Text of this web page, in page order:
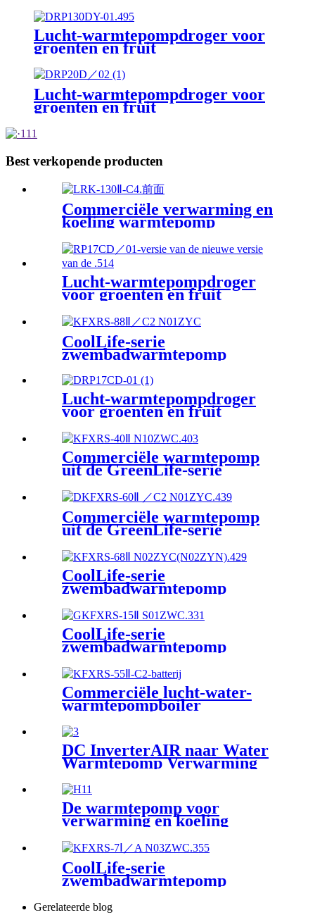
Lucht-warmtepompdroger voor
groenten en fruit
Lucht-warmtepompdroger voor
groenten en fruit
Best verkopende producten
Commerciële verwarming en
koeling warmtepomp
Lucht-warmtepompdroger
voor groenten en fruit
CoolLife-serie
zwembadwarmtepomp
Lucht-warmtepompdroger
voor groenten en fruit
Commerciële warmtepomp
uit de GreenLife-serie
Commerciële warmtepomp
uit de GreenLife-serie
CoolLife-serie
zwembadwarmtepomp
CoolLife-serie
zwembadwarmtepomp
Commerciële lucht-water-
warmtepompboiler
DC InverterAIR naar Water
Warmtepomp Verwarming
Koeling+SWW
De warmtepomp voor
verwarming en koeling
CoolLife-serie
zwembadwarmtepomp
Gerelateerde blog